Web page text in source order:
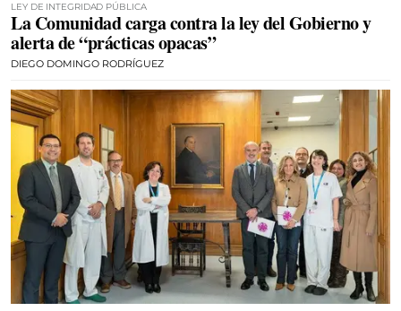
LEY DE INTEGRIDAD PÚBLICA
La Comunidad carga contra la ley del Gobierno y
alerta de “prácticas opacas”
DIEGO DOMINGO RODRÍGUEZ